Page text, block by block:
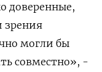
доверенные,
зрения
могли бы
совместно», -